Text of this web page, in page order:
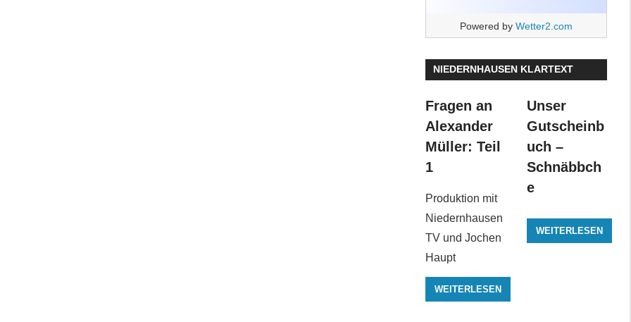
Powered by Wetter2.com
NIEDERNHAUSEN KLARTEXT
Fragen an
Alexander
Müller: Teil
1
Produktion mit
Niedernhausen
TV und Jochen
Haupt
WEITERLESEN
Unser
Gutscheinb
uch –
Schnäbbch
e
WEITERLESEN